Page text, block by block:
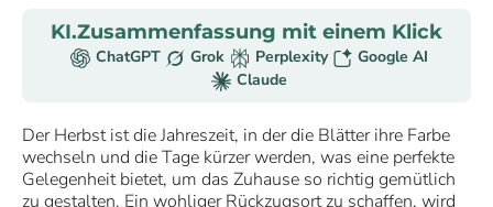
KI.Zusammenfassung mit einem Klick
ChatGPT Grok Perplexity
Google AI
Claude
Der Herbst ist die Jahreszeit, in der die Blätter ihre Farbe
wechseln und die Tage kürzer werden, was eine perfekte
Gelegenheit bietet, um das Zuhause so richtig gemütlich
zu gestalten. Ein wohliger Rückzugsort zu schaffen, wird